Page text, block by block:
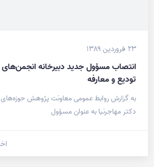
۲۳ فروردین ۱۳۸۹
انتصاب مسؤول جدید دبیرخانه
تودیع و معارفه
به گزارش روابط عمومی معاونت پژوهش
دکتر مهاجرنیا به عنوان مسؤول